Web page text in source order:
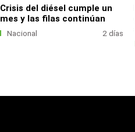
Crisis del diésel cumple un
mes y las filas continúan
Nacional 2 días